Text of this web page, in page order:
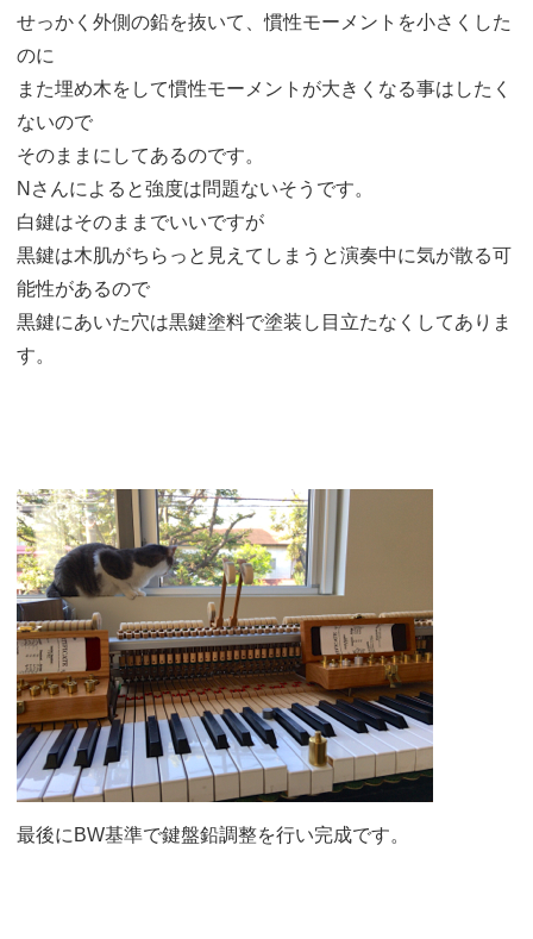
せっかく外側の鉛を抜いて、慣性モーメントを小さくした
のに
また埋め木をして慣性モーメントが大きくなる事はしたく
ないので
そのままにしてあるのです。
Nさんによると強度は問題ないそうです。
白鍵はそのままでいいですが
黒鍵は木肌がちらっと見えてしまうと演奏中に気が散る可
能性があるので
黒鍵にあいた穴は黒鍵塗料で塗装し目立たなくしてありま
す。
最後にBW基準で鍵盤鉛調整を行い完成です。